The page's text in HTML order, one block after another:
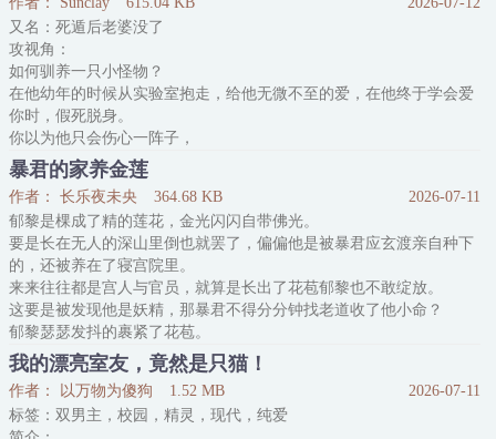
脸懵的小肥啾……
他帮毛茸茸捡遗落的东西，把他们送到目的
又名：死遁后老婆没了
攻视角：
如何驯养一只小怪物？
在他幼年的时候从实验室抱走，给他无微不至的爱，在他终于学会爱
你时，假死脱身。
你以为他只会伤心一阵子，
你以为你还来得及道歉，
但他却为你复仇而死。
受视角：
怪物是如何被驯养的？
用爱、用止咬器。
怪物会为自己的指挥官而死吗？
直到司辰牺牲的那一天，纪野才给出答案。
可惜，直到生命的尽头，伤痕累累的纪野才后知后觉——
司辰只是假死，真正命赴黄泉的，恐怕只有自己这个人尽可诛的非人
之物。
原来自己的指挥官从来没有信任过自己，更
暴君的家养金莲
作者： 长乐夜未央 364.68 KB
2026-07-11
郁黎是棵成了精的莲花，金光闪闪自带佛光。
要是长在无人的深山里倒也就罢了，偏偏他是被暴君应玄渡亲自种下
的，还被养在了寝宫院里。
来来往往都是宫人与官员，就算是长出了花苞郁黎也不敢绽放。
这要是被发现他是妖精，那暴君不得分分钟找老道收了他小命？
郁黎瑟瑟发抖的裹紧了花苞。
就这样春去冬来，暴君宫殿院子里的莲花依旧没有绽放，宫中谣言四
起。
某一日，已经起了疑心的暴君冷笑着威胁：“再不开花，寡人就命人
把你给铲了！”
我的漂亮室友，竟然是只猫！
作者： 以万物为傻狗 1.52 MB
2026-07-11
标签：双男主，校园，精灵，现代，纯爱